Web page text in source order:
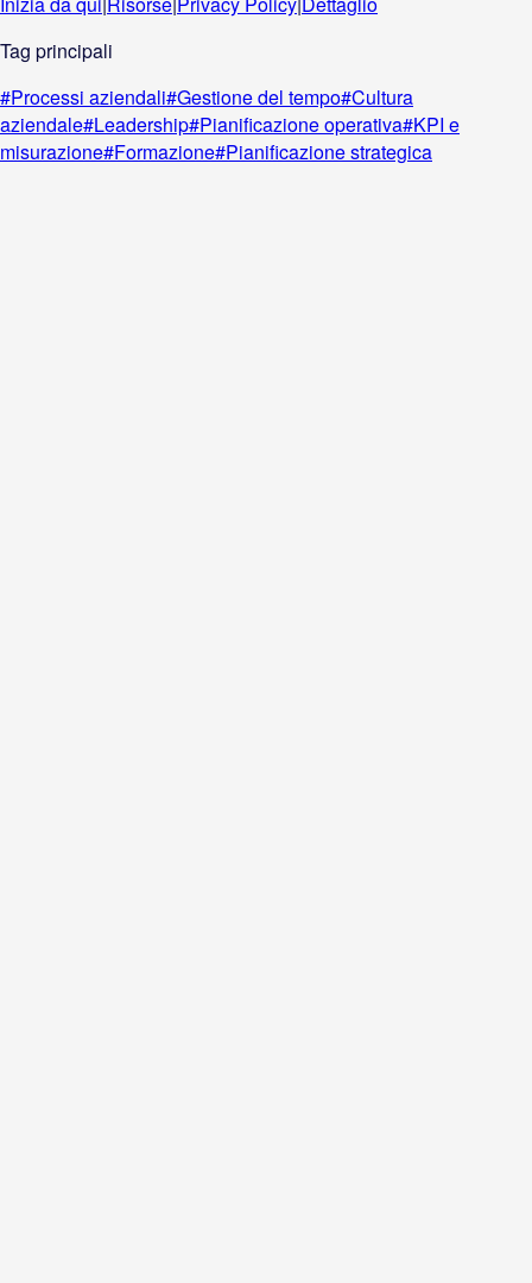
Tag principali
#Processi aziendali#Gestione del tempo#Cultura
aziendale#Leadership#Pianificazione operativa#KPI e
misurazione#Formazione#Pianificazione strategica